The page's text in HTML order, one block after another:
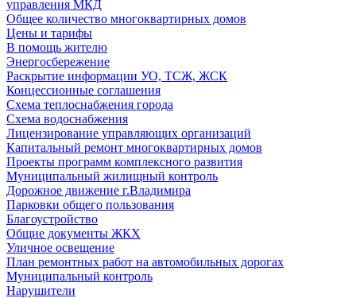
управления МКД
Общее количество многоквартирных домов
Цены и тарифы
В помощь жителю
Энергосбережение
Раскрытие информации УО, ТСЖ, ЖСК
Концессионные соглашения
Схема теплоснабжения города
Схема водоснабжения
Лицензирование управляющих организаций
Капитальный ремонт многоквартирных домов
Проекты программ комплексного развития
Муниципальный жилищный контроль
Дорожное движение г.Владимира
Парковки общего пользования
Благоустройство
Общие документы ЖКХ
Уличное освещение
План ремонтных работ на автомобильных дорогах
Муниципальный контроль
Нарушители